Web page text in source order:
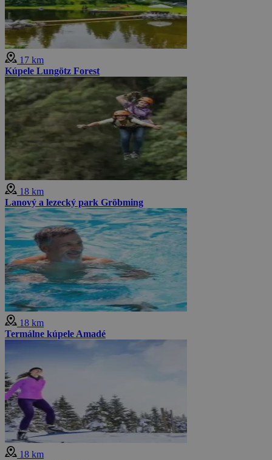
17 km
Kúpele Lungötz Forest
18 km
Lanový a lezecký park Gröbming
18 km
Termálne kúpele Amadé
18 km